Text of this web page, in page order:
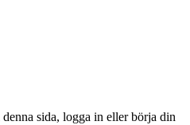
sida, logga in eller börja din